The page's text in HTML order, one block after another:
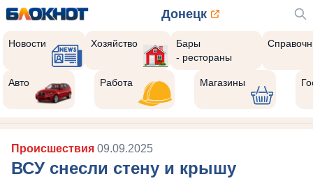
Донецк
Новости Хозяйство
Бары
- рестораны
Авто Работа Магазины
Происшествия 09.09.2025
ВСУ снесли стену и крышу